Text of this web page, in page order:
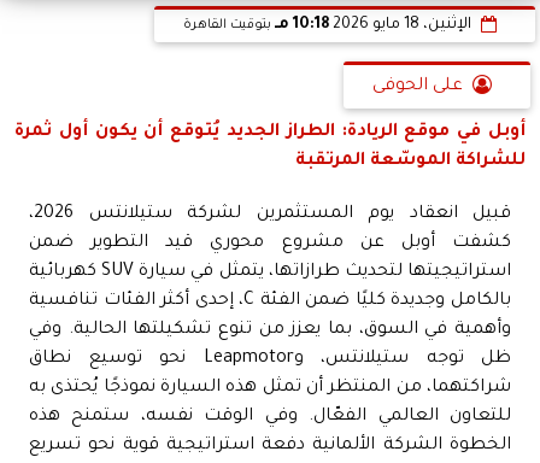
الإثنين، 18 مايو 2026 10:18 مـ بتوقيت القاهرة
على الحوفى
أوبل في موقع الريادة: الطراز الجديد يُتوقع أن يكون أول ثمرة
للشراكة الموسّعة المرتقبة
قبيل انعقاد يوم المستثمرين لشركة ستيلانتس 2026،
كشفت أوبل عن مشروع محوري قيد التطوير ضمن
استراتيجيتها لتحديث طرازاتها، يتمثل في سيارة SUV كهربائية
بالكامل وجديدة كليًا ضمن الفئة C، إحدى أكثر الفئات تنافسية
وأهمية في السوق، بما يعزز من تنوع تشكيلتها الحالية. وفي
ظل توجه ستيلانتس، وLeapmotor نحو توسيع نطاق
شراكتهما، من المنتظر أن تمثل هذه السيارة نموذجًا يُحتذى به
للتعاون العالمي الفعّال. وفي الوقت نفسه، ستمنح هذه
الخطوة الشركة الألمانية دفعة استراتيجية قوية نحو تسريع